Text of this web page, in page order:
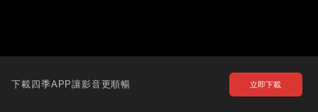
下載四季APP讓影音更順暢 立即下載